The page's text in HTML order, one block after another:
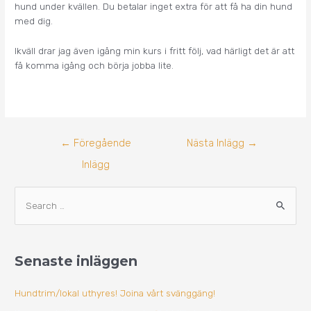
hund under kvällen. Du betalar inget extra för att få ha din hund
med dig.
Ikväll drar jag även igång min kurs i fritt följ, vad härligt det är att
få komma igång och börja jobba lite.
← Föregående
Inlägg
Nästa Inlägg →
ö
e
Senaste inläggen
Hundtrim/lokal uthyres! Joina vårt svänggäng!